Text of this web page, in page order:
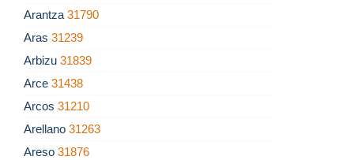
Arantza 31790
Aras 31239
Arbizu 31839
Arce 31438
Arcos 31210
Arellano 31263
Areso 31876